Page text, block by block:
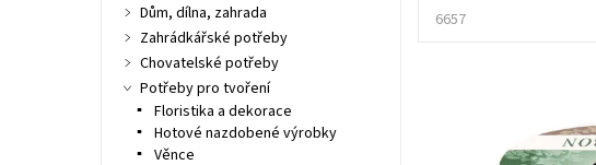
6657
Dům, dílna, zahrada
Zahrádkářské potřeby
Chovatelské potřeby
Potřeby pro tvoření
Floristika a dekorace
Hotové nazdobené výrobky
Věnce